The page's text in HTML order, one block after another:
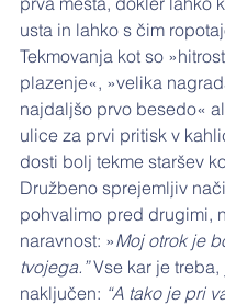
usta in lahko s čim
Tekmovanja kot so
plazenje«, »velika
najdaljšo prvo besedo«
ulice za prvi pritisk v
dosti bolj tekme staršev
Družbeno sprejemljiv
pohvalimo pred drugimi,
naravnost: »Moj otrok je
tvojega.” Vse kar je treba,
naključen: “A tako je pri